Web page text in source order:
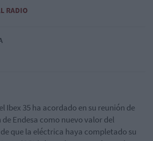
RADIO
Ibex 35 ha acordado en su reunión de
Endesa como nuevo valor del
que la eléctrica haya completado su